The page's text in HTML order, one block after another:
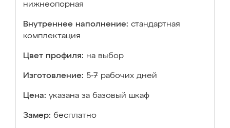
нижнеопорная
Внутреннее наполнение: стандартная
комплектация
Цвет профиля: на выбор
Изготовление: 5-7 рабочих дней
Цена: указана за базовый шкаф
Замер: бесплатно